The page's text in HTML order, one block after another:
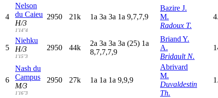
4
Nelson
du Caieu
H/3
1'14"4
2950 21k 1a 3a 3a 1a 9,7,7,9
Bazire J.
M.
Radoux T.
5
Niehku
H/3
1'15"3
2950 44k
2a 3a 3a 3a (25) 1a
8,7,7,7,9
Briand Y.
A.
Bridault N.
6
Nash du
Campus
M/3
1'16"3
2950 27k 1a 1a 1a 9,9,9
Abrivard
M.
Duvaldestin
Th.